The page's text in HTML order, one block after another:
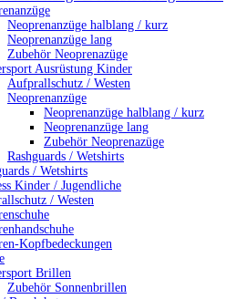
Neoprenanzüge halblang / kurz
Neoprenanzüge lang
Zubehör Neoprenazüge
Ausrüstung Kinder
Aufprallschutz / Westen
Neoprenanzüge
Neoprenanzüge halblang / kurz
Neoprenanzüge lang
Zubehör Neoprenazüge
Rashguards / Wetshirts
/ Wetshirts
Kinder / Jugendliche
/ Westen
Kopfbedeckungen
Brillen
Zubehör Sonnenbrillen